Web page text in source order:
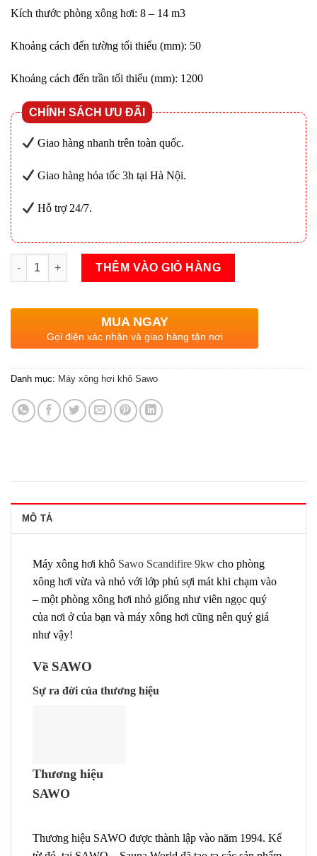
Kích thước phòng xông hơi: 8 – 14 m3
Khoảng cách đến tường tối thiểu (mm): 50
Khoảng cách đến trần tối thiểu (mm): 1200
CHÍNH SÁCH ƯU ĐÃI
Giao hàng nhanh trên toàn quốc.
Giao hàng hỏa tốc 3h tại Hà Nội.
Hỗ trợ 24/7.
Máy xông hơi khô Sawo Scandifire 9kw số lượng
THÊM VÀO GIỎ HÀNG
MUA NGAY
Gọi điện xác nhận và giao hàng tận nơi
Danh mục: Máy xông hơi khô Sawo
MÔ TẢ
Máy xông hơi khô Sawo Scandifire 9kw cho phòng
xông hơi vừa và nhỏ với lớp phủ sợi mát khi chạm vào
– một phòng xông hơi nhỏ giống như viên ngọc quý
của nơi ở của bạn và máy xông hơi cũng nên quý giá
như vậy!
Về SAWO
Sự ra đời của thương hiệu
Thương hiệu
SAWO
Thương hiệu SAWO được thành lập vào năm 1994. Kể